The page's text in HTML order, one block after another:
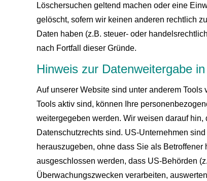
Löschersuchen geltend machen oder eine
gelöscht, sofern wir keinen anderen rechtlich
Daten haben (z.B. steuer- oder
nach Fortfall dieser Gründe.
Hinweis zur Datenweitergabe
Auf unserer Website sind unter anderem
Tools aktiv sind, können Ihre
weitergegeben werden. Wir weisen darauf
Datenschutzrechts sind. US-Unternehmen
herauszugeben, ohne dass Sie als
ausgeschlossen werden, dass US-Behörden
Überwachungszwecken verarbeiten,